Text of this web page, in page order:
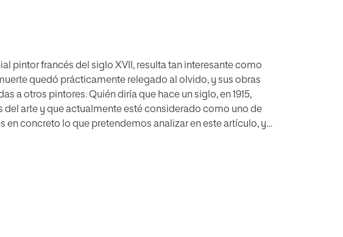
pintor francés del siglo XVII, resulta tan interesante como
quedó prácticamente relegado al olvido, y sus obras
a otros pintores. Quién diría que hace un siglo, en 1915,
arte y que actualmente esté considerado como uno de
en concreto lo que pretendemos analizar en este artículo, y